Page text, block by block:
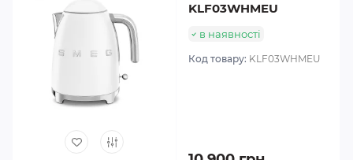
KLF03WHMEU
в наявності
Код товару: KLF03WHMEU